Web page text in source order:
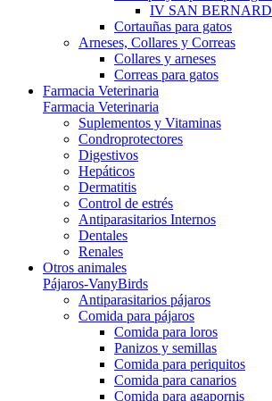
IV SAN BERNARD
Cortauñas para gatos
Arneses, Collares y Correas
Collares y arneses
Correas para gatos
Farmacia Veterinaria
Farmacia Veterinaria
Suplementos y Vitaminas
Condroprotectores
Digestivos
Hepáticos
Dermatitis
Control de estrés
Antiparasitarios Internos
Dentales
Renales
Otros animales
Pájaros-VanyBirds
Antiparasitarios pájaros
Comida para pájaros
Comida para loros
Panizos y semillas
Comida para periquitos
Comida para canarios
Comida para agapornis